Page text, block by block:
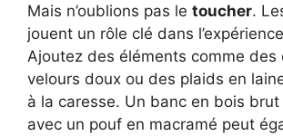
Mais n’oublions pas le toucher.
jouent un rôle clé dans
Ajoutez des éléments comme des
velours doux ou des plaids en
à la caresse. Un banc en bois
avec un pouf en macramé peut